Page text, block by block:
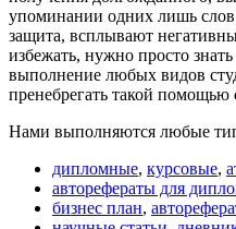
упоминании одних лишь слов:
защита, всплывают
избежать, нужно просто
выполнение любых видов
пренебрегать такой помощью
Нами выполняются любые
дипломные, курсовые,
авторефераты для
бизнес план,